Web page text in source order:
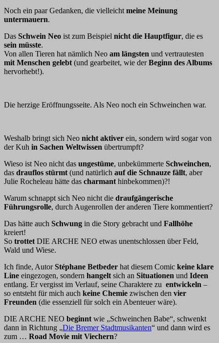
Noch ein paar Gedanken, die vielleicht meine Meinung
untermauern.
Das Schwein Neo ist zum Beispiel nicht die Hauptfigur, die es
sein müsste.
Von allen Tieren hat nämlich Neo am längsten und vertrautesten
mit Menschen gelebt (und gearbeitet, wie derBeginn des Albums
hervorhebt!).
Die herzige Eröffnungsseite. Als Neo noch ein Schweinchen war.
Weshalb bringt sich Neo nicht aktiver ein, sondern wird sogar von
der Kuh in Sachen Weltwissen übertrumpft?
Wieso ist Neo nicht das ungestüme, unbekümmerte Schweinchen,
das drauflos stürmt (und natürlich auf die Schnauze fällt, aber
Julie Rocheleau hätte das charmant hinbekommen)?!
Warum schnappt sich Neo nicht die draufgängerische
Führungsrolle, durch Augenrollen der anderen Tiere kommentiert?
Das hätte auch Schwung in die Story gebracht und Fallhöhe
kreiert!
So trottet DIE ARCHE NEO etwas unentschlossen über Feld,
Wald und Wiese.
Ich finde, AutorStéphane Betbeder hat diesem Comic keine klare
Line eingezogen, sondern hangelt sich an Situationen und Ideen
entlang. Er vergisst im Verlauf, seine Charaktere zu entwickeln –
so entsteht für mich auch keine Chemie zwischen den vier
Freunden (die essenziell für solch ein Abenteuer wäre).
DIE ARCHE NEO beginnt wie „Schweinchen Babe“, schwenkt
dann in Richtung „Die Bremer Stadtmusikanten“ und dann wird es
zum … Road Movie mit Viechern?